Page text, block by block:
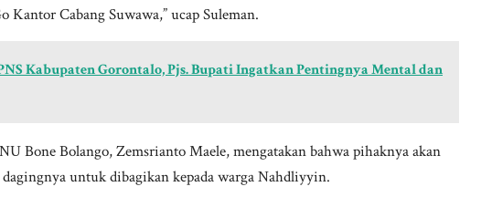
Cabang Suwawa,” ucap Suleman.
Kabupaten Gorontalo, Pjs. Bupati Ingatkan Pentingnya Mental dan
Bone Bolango, Zemsrianto Maele, mengatakan bahwa pihaknya akan
untuk dibagikan kepada warga Nahdliyyin.